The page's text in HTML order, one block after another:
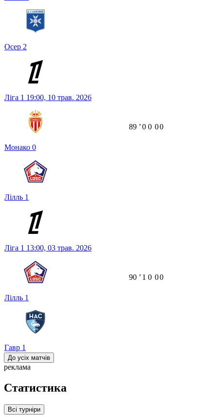
Осер 2
Ліга 1 19:00, 10 трав. 2026
Монако 0
Лілль 1
89 ʼ0 0 00
Ліга 1 13:00, 03 трав. 2026
Лілль 1
Гавр 1
90 ʼ 1 0 00
До усіх матчів
реклама
Статистика
Всі турніри